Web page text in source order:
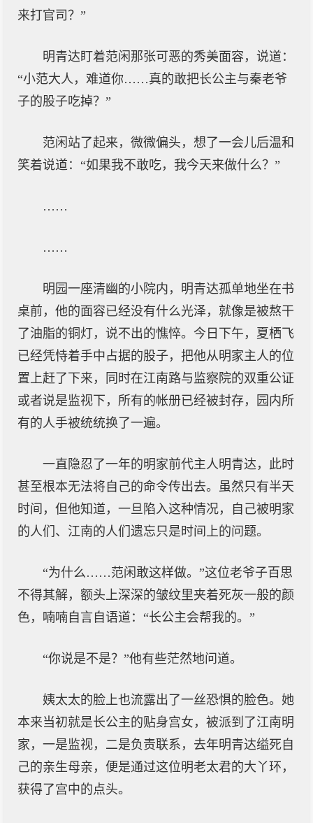
来打官司？”
明青达盯着范闲那张可恶的秀美面容，说道：
“小范大人，难道你……真的敢把长公主与秦老爷
子的股子吃掉？”
范闲站了起来，微微偏头，想了一会儿后温和
笑着说道：“如果我不敢吃，我今天来做什么？”
……
……
明园一座清幽的小院内，明青达孤单地坐在书
桌前，他的面容已经没有什么光泽，就像是被熬干
了油脂的铜灯，说不出的憔悴。今日下午，夏栖飞
已经凭恃着手中占据的股子，把他从明家主人的位
置上赶了下来，同时在江南路与监察院的双重公证
或者说是监视下，所有的帐册已经被封存，园内所
有的人手被统统换了一遍。
一直隐忍了一年的明家前代主人明青达，此时
甚至根本无法将自己的命令传出去。虽然只有半天
时间，但他知道，一旦陷入这种情况，自己被明家
的人们、江南的人们遗忘只是时间上的问题。
“为什么……范闲敢这样做。”这位老爷子百思
不得其解，额头上深深的皱纹里夹着死灰一般的颜
色，喃喃自言自语道：“长公主会帮我的。”
“你说是不是？”他有些茫然地问道。
姨太太的脸上也流露出了一丝恐惧的脸色。她
本来当初就是长公主的贴身宫女，被派到了江南明
家，一是监视，二是负责联系，去年明青达缢死自
己的亲生母亲，便是通过这位明老太君的大丫环，
获得了宫中的点头。